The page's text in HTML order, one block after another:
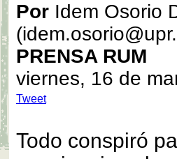
Por Idem Osorio
PRENSA RUM
viernes, 16 de
Tweet
Todo conspiró